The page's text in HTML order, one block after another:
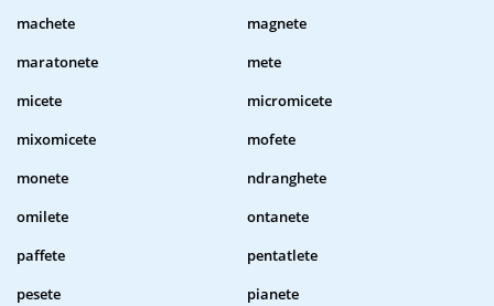
machete
magnete
maratonete
mete
micete
micromicete
mixomicete
mofete
monete
ndranghete
omilete
ontanete
paffete
pentatlete
pesete
pianete